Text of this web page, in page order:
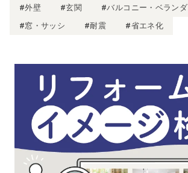
#外壁
#玄関
#バルコニー・ベランダ
#窓・サッシ
#耐震 #省エネ化